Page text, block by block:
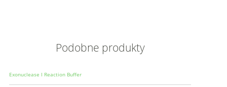
Podobne produkty
Exonuclease I Reaction Buffer